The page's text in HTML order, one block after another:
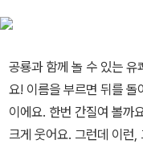
공룡과 함께 놀 수 있는 유쾌한 그림책! 그림책
요! 이름을 부르면 뒤를 돌
이에요. 한번 간질여 볼까
크게 웃어요. 그런데 이런,